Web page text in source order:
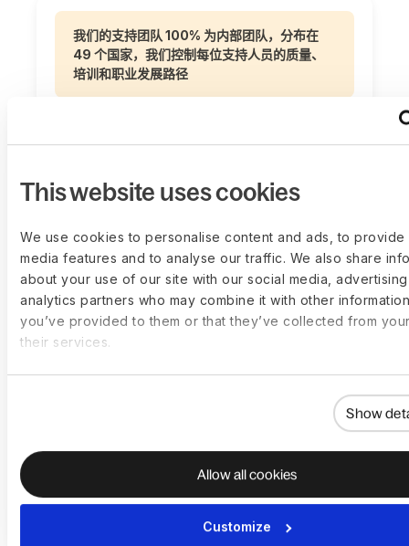
This website uses cookies
We use cookies to personalise content and ads, to provide
media features and to analyse our traffic. We also share
about your use of our site with our social media,
analytics partners who may combine it with other
you’ve provided to them or that they’ve collected from
their services.
Show
Allow all cookies
Customize
我们的支持团队 100% 为内部团队，分布在
49 个国家，我们控制每位支持人员的质量、
培训和职业发展路径
24/7 多渠道支持：电话、回呼、视频通话、电
子邮件、WhatsApp，以及企业版 Slack